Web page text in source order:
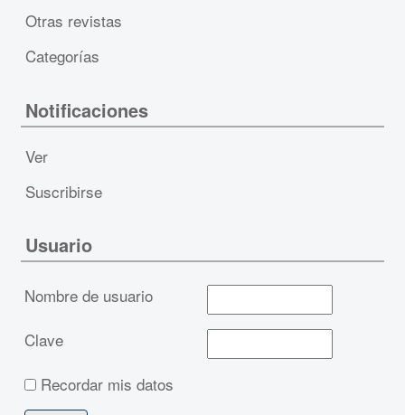
Otras revistas
Categorías
Notificaciones
Ver
Suscribirse
Usuario
Nombre de usuario
Clave
Recordar mis datos